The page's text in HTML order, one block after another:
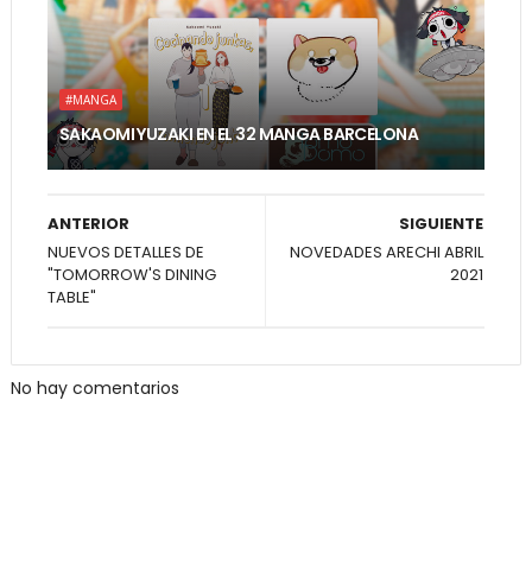
#MANGA
SAKAOMI YUZAKI EN EL 32 MANGA BARCELONA
SIGUIENTE
NOVEDADES ARECHI ABRIL
2021
ANTERIOR
NUEVOS DETALLES DE
"TOMORROW'S DINING
TABLE"
No hay comentarios